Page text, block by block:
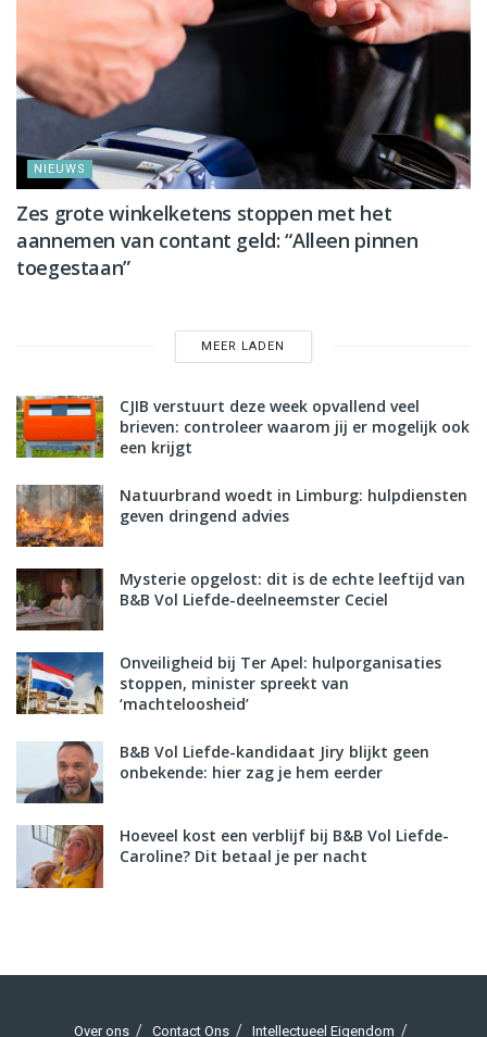
NIEUWS
Zes grote winkelketens stoppen met het
aannemen van contant geld: “Alleen pinnen
toegestaan”
MEER LADEN
CJIB verstuurt deze week opvallend veel
brieven: controleer waarom jij er mogelijk ook
een krijgt
Natuurbrand woedt in Limburg: hulpdiensten
geven dringend advies
Mysterie opgelost: dit is de echte leeftijd van
B&B Vol Liefde-deelneemster Ceciel
Onveiligheid bij Ter Apel: hulporganisaties
stoppen, minister spreekt van
‘machteloosheid’
B&B Vol Liefde-kandidaat Jiry blijkt geen
onbekende: hier zag je hem eerder
Hoeveel kost een verblijf bij B&B Vol Liefde-
Caroline? Dit betaal je per nacht
Over ons Contact Ons Intellectueel Eigendom